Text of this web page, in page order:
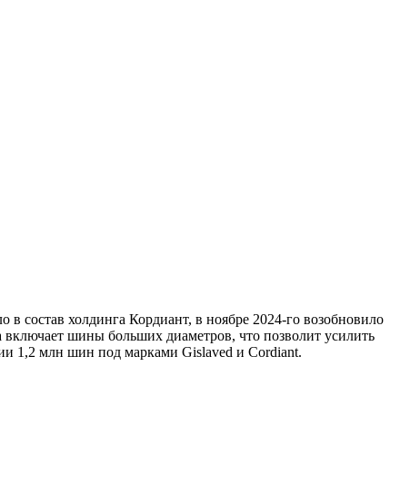
состав холдинга Кордиант, в ноябре 2024-го возобновило
включает шины больших диаметров, что позволит усилить
1,2 млн шин под марками Gislaved и Cordiant.